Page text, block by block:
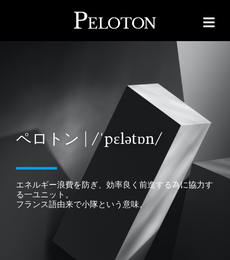
ペロトン | /ˈpɛlətɒn/
エネルギー浪費を防ぎ、効率良く前進する為に協力す
る一ユニット。
フランス語由来で小隊という意味。